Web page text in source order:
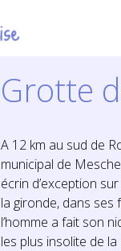
Grotte
A 12 km au sud de
municipal de
écrin d’exception
la gironde, dans ses
l’homme a fait son
les plus insolite de